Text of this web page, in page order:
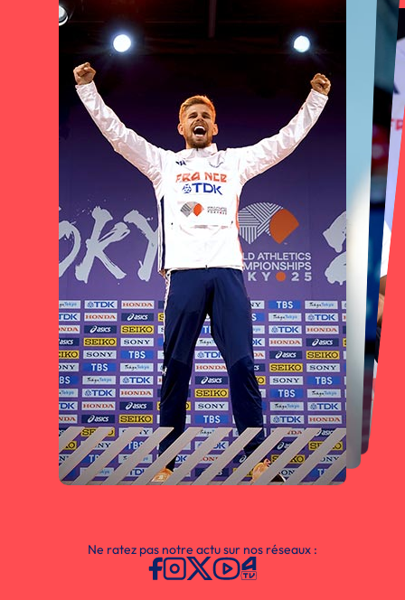
Ne ratez pas notre actu sur nos réseaux :